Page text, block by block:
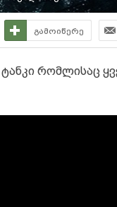
გამოიწერე
ტანკი რომლისაც